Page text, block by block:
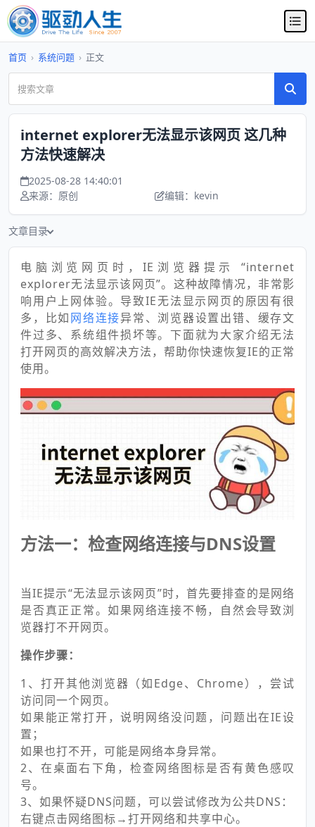
首页 › 系统问题 › 正文
internet explorer无法显示该网页 这几种
方法快速解决
2025-08-28 14:40:01
来源：原创
编辑：kevin
文章目录
电脑浏览网页时，IE浏览器提示 “internet
explorer无法显示该网页”。这种故障情况，非常影
响用户上网体验。导致IE无法显示网页的原因有很
多，比如网络连接异常、浏览器设置出错、缓存文
件过多、系统组件损坏等。下面就为大家介绍无法
打开网页的高效解决方法，帮助你快速恢复IE的正常
使用。
方法一：检查网络连接与DNS设置
当IE提示“无法显示该网页”时，首先要排查的是网络
是否真正正常。如果网络连接不畅，自然会导致浏
览器打不开网页。
操作步骤：
1、打开其他浏览器（如Edge、Chrome），尝试
访问同一个网页。
如果能正常打开，说明网络没问题，问题出在IE设
置；
如果也打不开，可能是网络本身异常。
2、在桌面右下角，检查网络图标是否有黄色感叹
号。
3、如果怀疑DNS问题，可以尝试修改为公共DNS：
右键点击网络图标→打开网络和共享中心。